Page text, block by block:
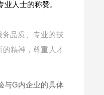
人士的称赞。
品质、专业的技
的精神，尊重人才
与G内企业的具体